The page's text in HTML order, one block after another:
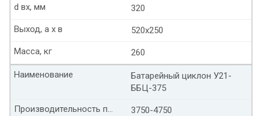
320
d вх, мм
520х250
Выход, а х в
260
Масса, кг
Батарейный циклон У21-
ББЦ-375
Наименование
3750-4750
Производительность по воздуху м3/ч